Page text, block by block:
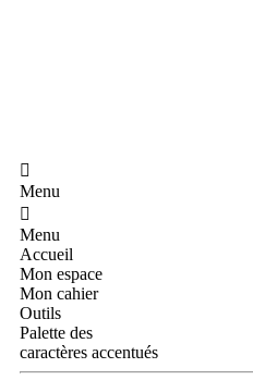

Menu

Menu
Accueil
Mon espace
Mon cahier
Outils
Palette des
caractères accentués